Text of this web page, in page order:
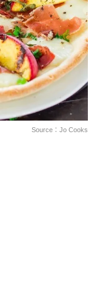
Source： Jo Cooks